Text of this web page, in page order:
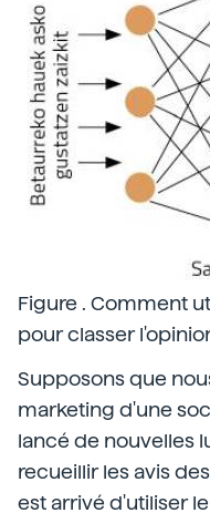
Figure . Comment
pour classer
Supposons que
marketing d'une
lancé de nouvelles
recueillir les avis
est arrivé d'utiliser